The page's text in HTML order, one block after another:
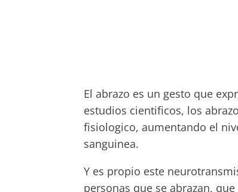
El abrazo es un gesto que
estudios cientificos, los
fisiologico, aumentando el
sanguinea.
Y es propio este
personas que se abrazan,